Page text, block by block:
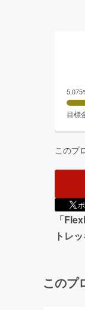
5,075
目標
このプ
「
トレ
このプ